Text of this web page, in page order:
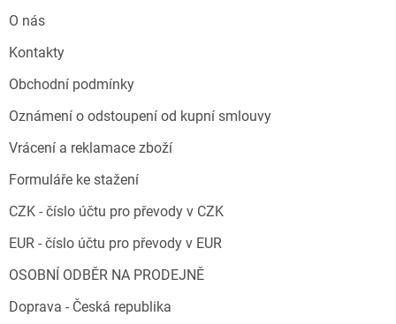
O nás
Kontakty
Obchodní podmínky
Oznámení o odstoupení od kupní smlouvy
Vrácení a reklamace zboží
Formuláře ke stažení
CZK - číslo účtu pro převody v CZK
EUR - číslo účtu pro převody v EUR
OSOBNÍ ODBĚR NA PRODEJNĚ
Doprava - Česká republika